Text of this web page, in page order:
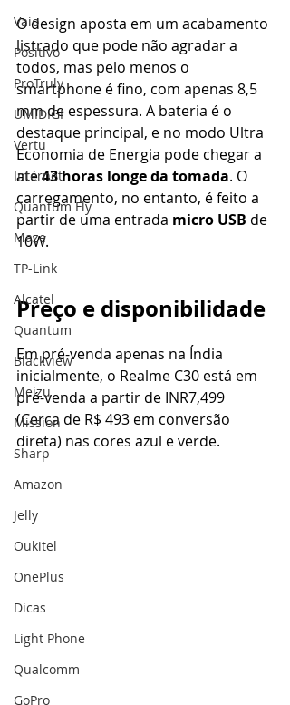
Vaio
Positivo
ProTruly
UMIDIGI
Vertu
Internet
Quantum Fly
Maze
TP-Link
Alcatel
Quantum
Blackview
Meizu
Mission
Sharp
Amazon
Jelly
Oukitel
OnePlus
Dicas
Light Phone
Qualcomm
GoPro
O design aposta em um acabamento
listrado que pode não agradar a
todos, mas pelo menos o
smartphone é fino, com apenas 8,5
mm de espessura. A bateria é o
destaque principal, e no modo Ultra
Economia de Energia pode chegar a
até 43 horas longe da tomada. O
carregamento, no entanto, é feito a
partir de uma entrada micro USB de
10W.
Preço e disponibilidade
Em pré-venda apenas na Índia
inicialmente, o Realme C30 está em
pré-venda a partir de INR7,499
(Cerca de R$ 493 em conversão
direta) nas cores azul e verde.